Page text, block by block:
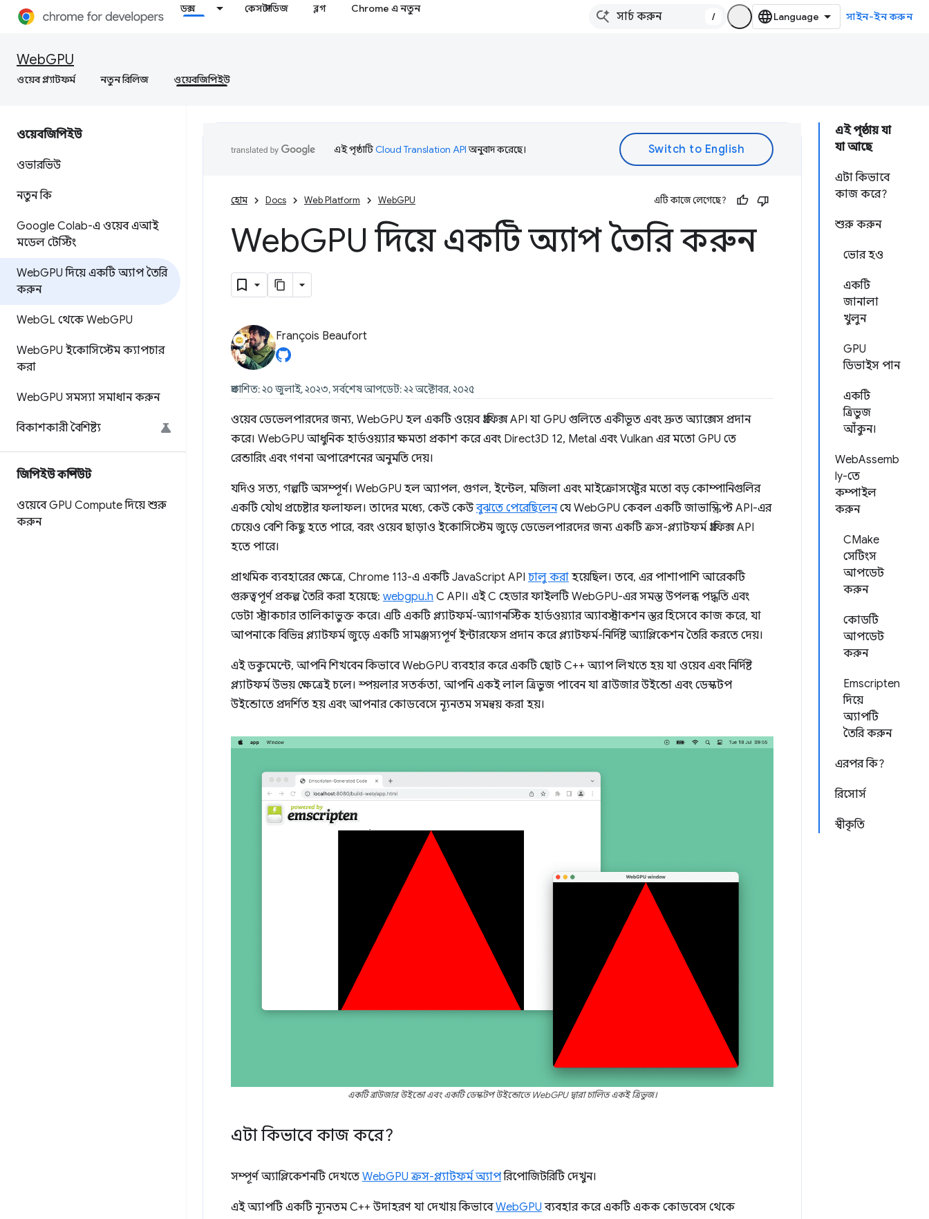
ডক্স কেস স্টাডিজ ব্লগ Chrome এ নতুন
/ সাইন-ইন করুন
WebGPU
ওয়েব প্ল্যাটফর্ম নতুন রিলিজ ওয়েবজিপিইউ
ওয়েবজিপিইউ
ওভারভিউ
নতুন কি
Google Colab-এ ওয়েব এআই
মডেল টেস্টিং
WebGPU দিয়ে একটি অ্যাপ তৈরি
করুন
WebGL থেকে WebGPU
WebGPU ইকোসিস্টেম ক্যাপচার
করা
WebGPU সমস্যা সমাধান করুন
বিকাশকারী বৈশিষ্ট্য
জিপিইউ কম্পিউট
ওয়েবে GPU Compute দিয়ে শুরু
করুন
এই পৃষ্ঠায় যা
যা আছে
এটা কিভাবে
কাজ করে?
শুরু করুন
ভোর হও
একটি
জানালা
খুলুন
GPU
ডিভাইস পান
একটি
ত্রিভুজ
আঁকুন।
WebAssemb
ly-তে
কম্পাইল
করুন
CMake
সেটিংস
আপডেট
করুন
কোডটি
আপডেট
করুন
Emscripten
দিয়ে
অ্যাপটি
তৈরি করুন
এরপর কি?
রিসোর্স
স্বীকৃতি
এই পৃষ্ঠাটিCloud Translation APIঅনুবাদ করেছে।
হোম Docs Web Platform WebGPU এটি কাজে লেগেছে?
WebGPU দিয়ে একটি অ্যাপ তৈরি করুন
François Beaufort
প্রকাশিত: ২০ জুলাই, ২০২৩, সর্বশেষ আপডেট: ২২ অক্টোবর, ২০২৫
ওয়েব ডেভেলপারদের জন্য, WebGPU হল একটি ওয়েব গ্রাফিক্স API যা GPU গুলিতে একীভূত এবং দ্রুত অ্যাক্সেস প্রদান
করে। WebGPU আধুনিক হার্ডওয়্যার ক্ষমতা প্রকাশ করে এবং Direct3D 12, Metal এবং Vulkan এর মতো GPU তে
রেন্ডারিং এবং গণনা অপারেশনের অনুমতি দেয়।
যদিও সত্য, গল্পটি অসম্পূর্ণ। WebGPU হল অ্যাপল, গুগল, ইন্টেল, মজিলা এবং মাইক্রোসফ্টের মতো বড় কোম্পানিগুলির
একটি যৌথ প্রচেষ্টার ফলাফল। তাদের মধ্যে, কেউ কেউবুঝতে পেরেছিলেনযে WebGPU কেবল একটি জাভাস্ক্রিপ্ট API-এর
চেয়েও বেশি কিছু হতে পারে, বরং ওয়েব ছাড়াও ইকোসিস্টেম জুড়ে ডেভেলপারদের জন্য একটি ক্রস-প্ল্যাটফর্ম গ্রাফিক্স API
হতে পারে।
প্রাথমিক ব্যবহারের ক্ষেত্রে, Chrome 113-এ একটি JavaScript API চালু করা হয়েছিল। তবে, এর পাশাপাশি আরেকটি
গুরুত্বপূর্ণ প্রকল্প তৈরি করা হয়েছে: webgpu.h C API। এই C হেডার ফাইলটি WebGPU-এর সমস্ত উপলব্ধ পদ্ধতি এবং
ডেটা স্ট্রাকচার তালিকাভুক্ত করে। এটি একটি প্ল্যাটফর্ম-অ্যাগনস্টিক হার্ডওয়্যার অ্যাবস্ট্রাকশন স্তর হিসেবে কাজ করে, যা
আপনাকে বিভিন্ন প্ল্যাটফর্ম জুড়ে একটি সামঞ্জস্যপূর্ণ ইন্টারফেস প্রদান করে প্ল্যাটফর্ম-নির্দিষ্ট অ্যাপ্লিকেশন তৈরি করতে দেয়।
এই ডকুমেন্টে, আপনি শিখবেন কিভাবে WebGPU ব্যবহার করে একটি ছোট C++ অ্যাপ লিখতে হয় যা ওয়েব এবং নির্দিষ্ট
প্ল্যাটফর্ম উভয় ক্ষেত্রেই চলে। স্পয়লার সতর্কতা, আপনি একই লাল ত্রিভুজ পাবেন যা ব্রাউজার উইন্ডো এবং ডেস্কটপ
উইন্ডোতে প্রদর্শিত হয় এবং আপনার কোডবেসে ন্যূনতম সমন্বয় করা হয়।
একটি ব্রাউজার উইন্ডো এবং একটি ডেস্কটপ উইন্ডোতে WebGPU দ্বারা চালিত একই ত্রিভুজ।
এটা কিভাবে কাজ করে?
সম্পূর্ণ অ্যাপ্লিকেশনটি দেখতে WebGPU ক্রস-প্ল্যাটফর্ম অ্যাপরিপোজিটরিটি দেখুন।
এই অ্যাপটি একটি ন্যূনতম C++ উদাহরণ যা দেখায় কিভাবেWebGPU ব্যবহার করে একটি একক কোডবেস থেকে